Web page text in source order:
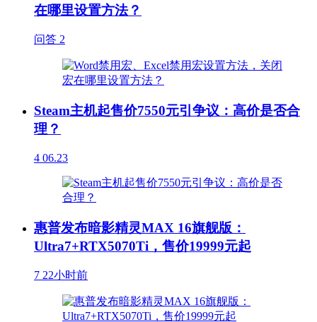
在哪里设置方法？
问答 2
Steam主机起售价7550元引争议：高价是否合
理？
4 06.23
惠普发布暗影精灵MAX 16旗舰版：
Ultra7+RTX5070Ti，售价19999元起
7 22小时前